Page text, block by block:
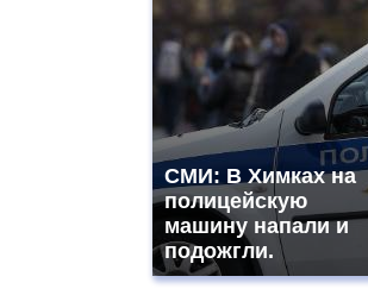
СМИ: В Химках на
полицейскую
машину напали и
подожгли.